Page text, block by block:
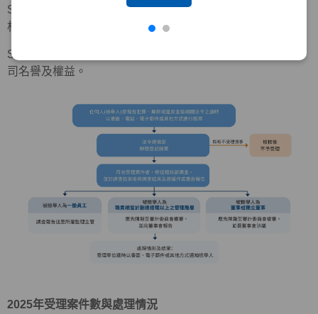
Step 3：涉及重大違規或有致本公司受重大損害之虞者，由
相關部門另向審計委員會報告後續處理及檢討改善措施。
Step 4：必要時，透過法律程序請求損害賠償，以維護本公
司名譽及權益。
2025年受理案件數與處理情況